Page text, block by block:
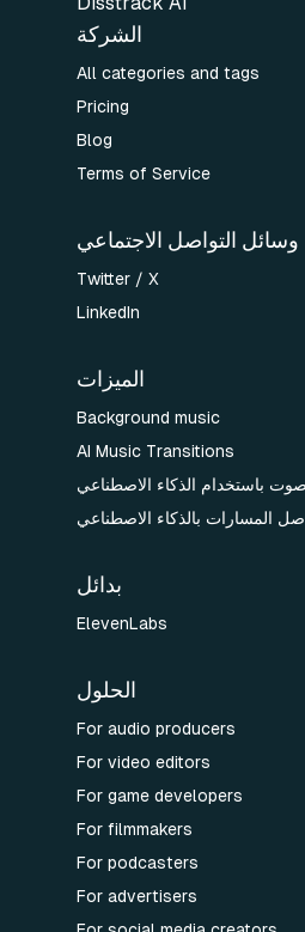
الشركة
All categories and tags
Pricing
Blog
Terms of Service
وسائل التواصل الاجتماعي
Twitter / X
LinkedIn
الميزات
Background music
AI Music Transitions
باستخدام الذكاء الاصطناعي
المسارات بالذكاء الاصطناعي
بدائل
ElevenLabs
الحلول
For audio producers
For video editors
For game developers
For filmmakers
For podcasters
For advertisers